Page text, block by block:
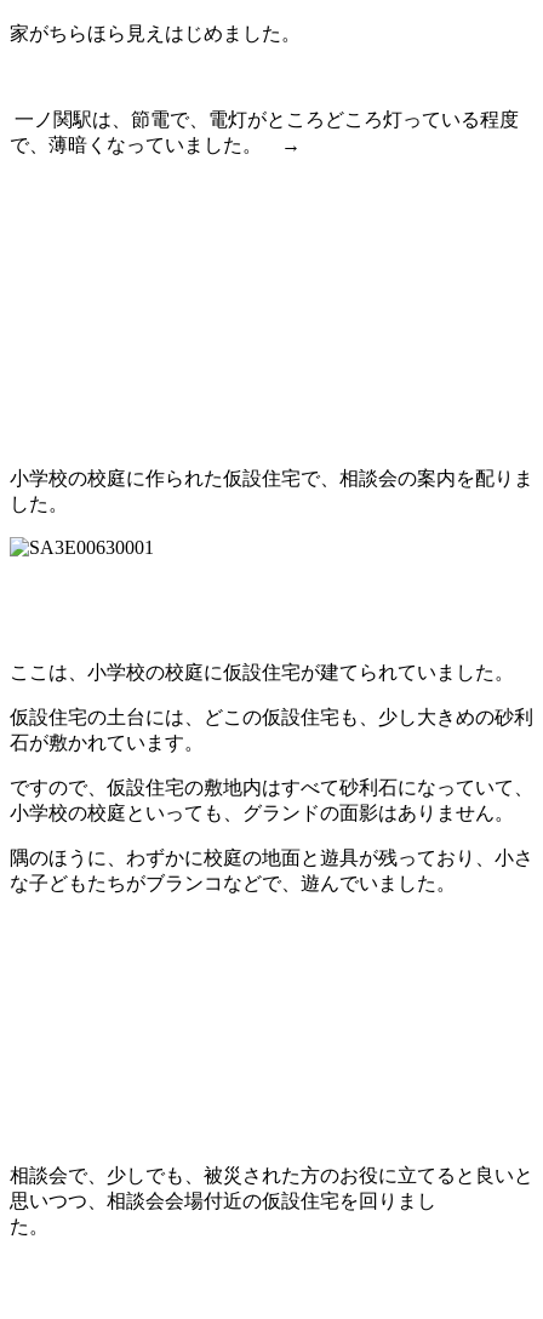
家がちらほら見えはじめました。
一ノ関駅は、節電で、電灯がところどころ灯っている程度
で、薄暗くなっていました。 →
小学校の校庭に作られた仮設住宅で、相談会の案内を配りま
した。
ここは、小学校の校庭に仮設住宅が建てられていました。
仮設住宅の土台には、どこの仮設住宅も、少し大きめの砂利
石が敷かれています。
ですので、仮設住宅の敷地内はすべて砂利石になっていて、
小学校の校庭といっても、グランドの面影はありません。
隅のほうに、わずかに校庭の地面と遊具が残っており、小さ
な子どもたちがブランコなどで、遊んでいました。
相談会で、少しでも、被災された方のお役に立てると良いと
思いつつ、相談会会場付近の仮設住宅を回りまし
た。